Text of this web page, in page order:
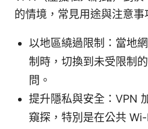
的情境，常見用途與注意事
以地區繞過限制：當地
制時，切換到未受限制
問。
提升隱私與安全：VPN
窺探，特別是在公共 Wi-